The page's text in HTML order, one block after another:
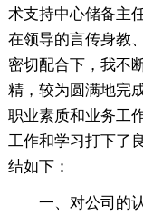
术支持中心储备主
在领导的言传身教
密切配合下，我不
精，较为圆满地完
职业素质和业务工
工作和学习打下了
结如下：
一、对公司的